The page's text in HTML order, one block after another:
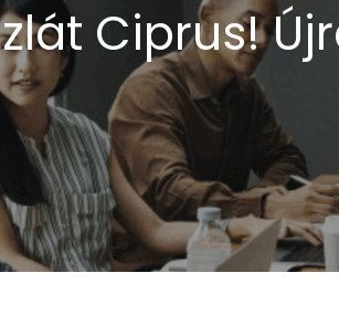
Ciprus!